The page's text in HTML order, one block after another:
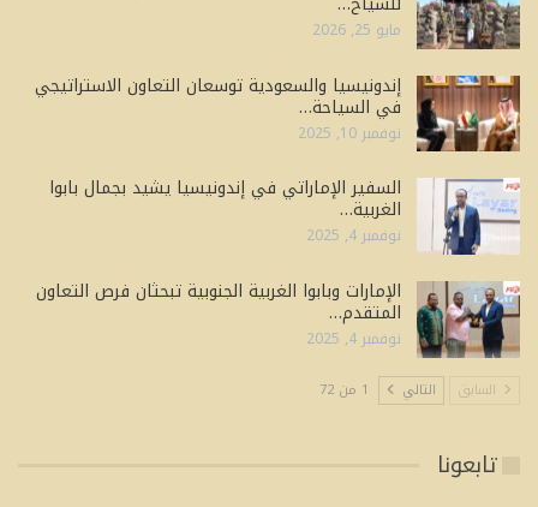
مايو 25, 2026
إندونيسيا والسعودية توسعان التعاون الاستراتيجي
في السياحة…
نوفمبر 10, 2025
السفير الإماراتي في إندونيسيا يشيد بجمال بابوا
الغربية…
نوفمبر 4, 2025
الإمارات وبابوا الغربية الجنوبية تبحثان فرص التعاون
المتقدم…
نوفمبر 4, 2025
السابق التالي 1 من 72
تابعونا